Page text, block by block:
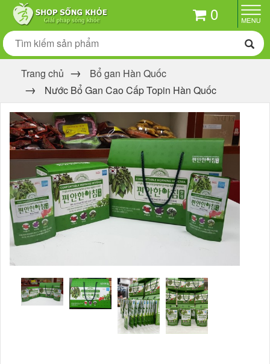
0
Trang chủ
Bổ gan Hàn Quốc
Nước Bổ Gan Cao Cấp Topin Hàn Quốc